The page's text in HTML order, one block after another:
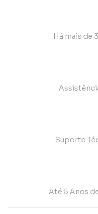
Há mais de
Suporte
Até 5 Anos